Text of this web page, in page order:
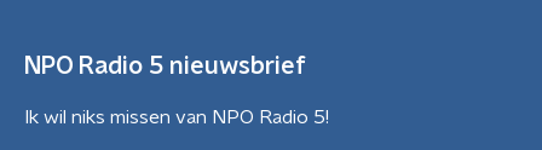
NPO Radio 5 nieuwsbrief
Ik wil niks missen van NPO Radio 5!